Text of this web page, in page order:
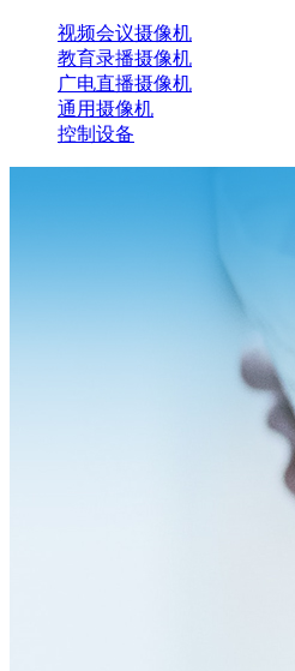
视频会议摄像机
教育录播摄像机
广电直播摄像机
通用摄像机
控制设备